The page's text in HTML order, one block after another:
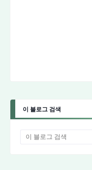
이 블로그 검색